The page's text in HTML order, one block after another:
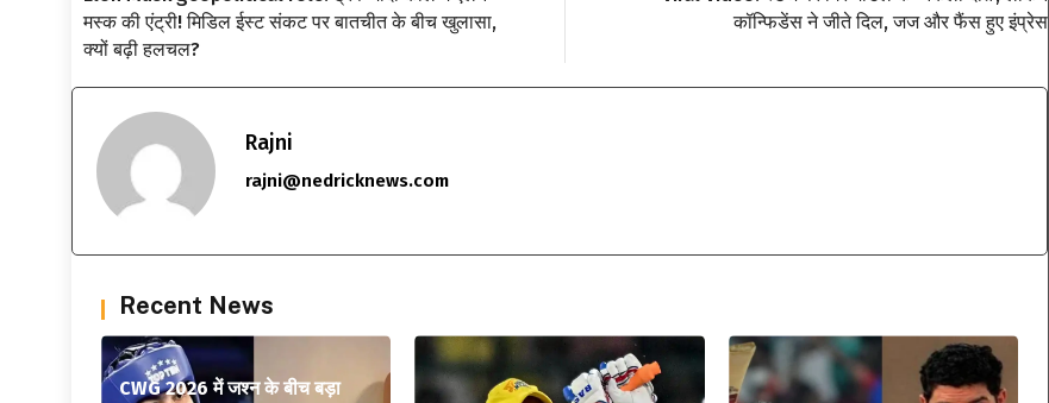
मस्क की एंट्री! मिडिल ईस्ट संकट पर बातचीत के बीच खुलासा,
क्यों बढ़ी हलचल?
कॉन्फिडेंस ने जीते दिल, जज और फैंस हुए इंप्रेस
Rajni
rajni@nedricknews.com
Recent News
CWG 2026 में जश्न के बीच बड़ा